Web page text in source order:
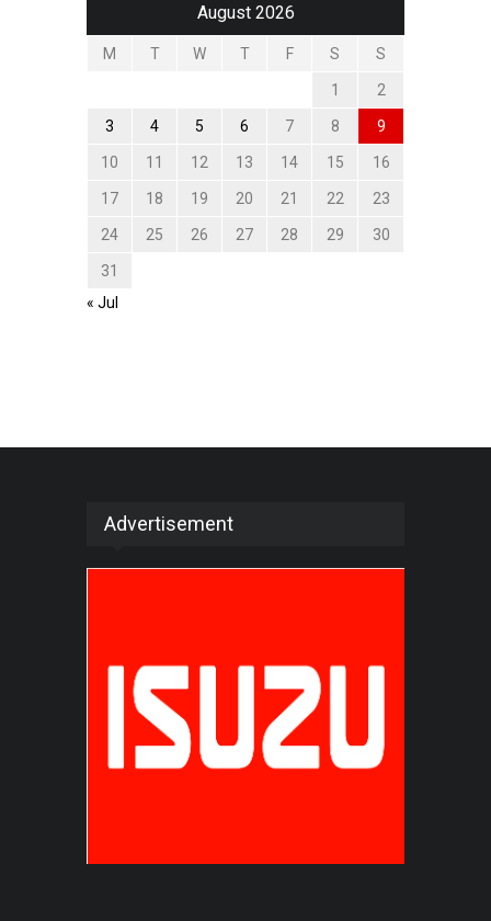
August 2026
M T W T F S S
1 2
3 4 5 6 7 8 9
10 11 12 13 14 15 16
17 18 19 20 21 22 23
24 25 26 27 28 29 30
31
« Jul
Advertisement